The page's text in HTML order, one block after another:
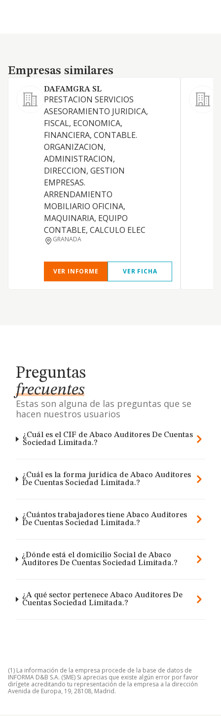
Empresas similares
Empresas similares
DAFAMGRA SL
PRESTACION SERVICIOS
ASESORAMIENTO JURIDICA,
FISCAL, ECONOMICA,
FINANCIERA, CONTABLE.
ORGANIZACION,
ADMINISTRACION,
DIRECCION, GESTION
EMPRESAS.
ARRENDAMIENTO
MOBILIARIO OFICINA,
MAQUINARIA, EQUIPO
CONTABLE, CALCULO ELEC
GRANADA
VER INFORME VER FICHA
Preguntas
frecuentes
Estas son alguna de las preguntas que se
hacen nuestros usuarios
¿Cuál es el CIF de Abaco Auditores De Cuentas
Sociedad Limitada.?
¿Cuál es la forma jurídica de Abaco Auditores
De Cuentas Sociedad Limitada.?
¿Cuántos trabajadores tiene Abaco Auditores
De Cuentas Sociedad Limitada.?
¿Dónde está el domicilio Social de Abaco
Auditores De Cuentas Sociedad Limitada.?
¿A qué sector pertenece Abaco Auditores De
Cuentas Sociedad Limitada.?
(1) La información de la empresa procede de la base de datos de
INFORMA D&B S.A. (SME) Si aprecias que existe algún error por favor
dirígete acreditando tu representación de la empresa a la dirección
Avenida de Europa, 19, 28108, Madrid.